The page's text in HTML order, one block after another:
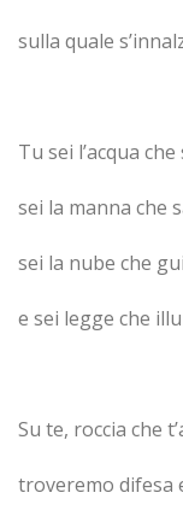
sulla quale
Tu sei l’acqua
sei la manna che
sei la nube che
e sei legge che
Su te, roccia che
troveremo difesa